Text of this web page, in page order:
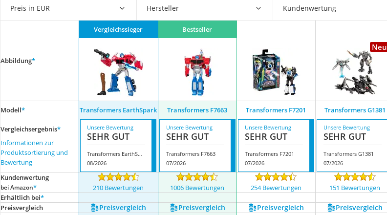
Kinder-Mikroskop
Ferngesteuerter Hubschrauber
Preis in EUR Hersteller Kundenwertung
Abbildung*
Vergleichssieger Bestseller
Neu
Modell* Transformers EarthSpark Transformers F7663 Transformers F7201 Transformers G1381
Vergleichsergebnis*
Informationen zur
Produktsortierung und
Bewertung
Unsere Bewertung
SEHR GUT
Transformers EarthSpark
08/2026
Unsere Bewertung
SEHR GUT
Transformers F7663
07/2026
Unsere Bewertung
SEHR GUT
Transformers F7201
07/2026
Unsere Bewertung
SEHR GUT
Transformers G1381
07/2026
Kundenwertung
bei Amazon* 210 Bewertungen 1006 Bewertungen 254 Bewertungen 151 Bewertungen
Erhältlich bei*
Preis­vergleich
Preis­vergleich Preis­vergleich Preis­vergleich Preis­vergleich